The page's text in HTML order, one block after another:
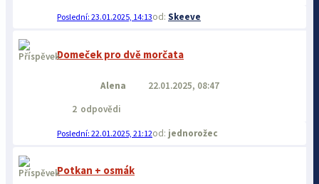
23.01.2025, 14:13 Skeeve
Domeček pro dvě morčata
Alena
22.01.2025, 08:47
2 odpovědi
22.01.2025, 21:12 jednorožec
Potkan + osmák